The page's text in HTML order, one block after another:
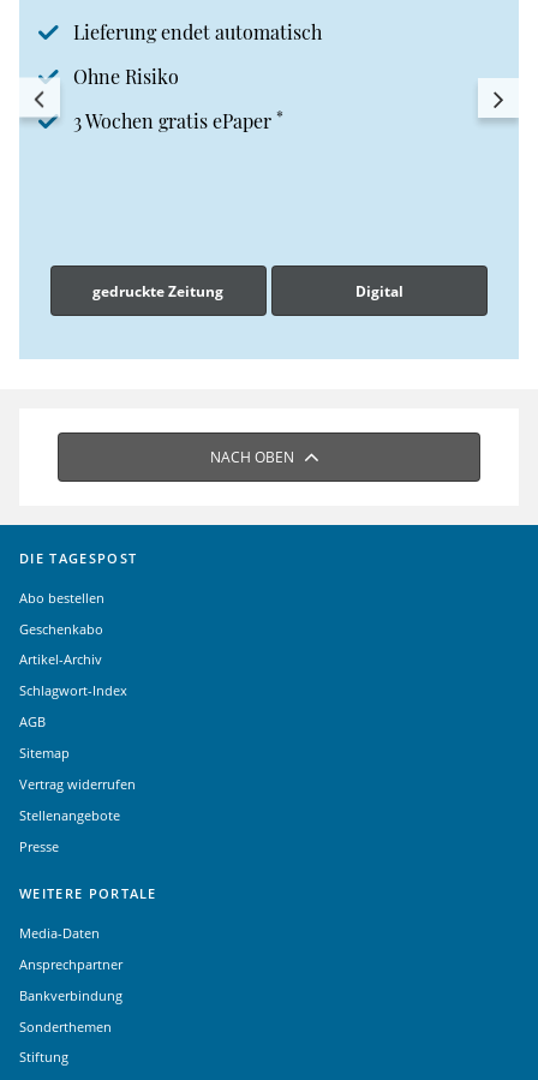
Lieferung endet automatisch
Ohne Risiko
3 Wochen gratis ePaper *
gedruckte Zeitung Digital
NACH OBEN
DIE TAGESPOST
Abo bestellen
Geschenkabo
Artikel-Archiv
Schlagwort-Index
AGB
Sitemap
Vertrag widerrufen
Stellenangebote
Presse
WEITERE PORTALE
Media-Daten
Ansprechpartner
Bankverbindung
Sonderthemen
Stiftung